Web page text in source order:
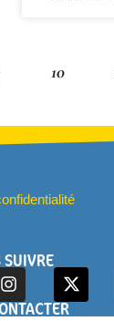
10
SUIVRE